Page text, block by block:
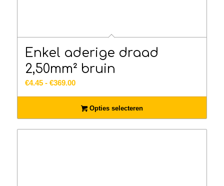
Enkel aderige draad
2,50mm² bruin
€4.45 - €369.00Prijsklasse:
tot
€369.00
Opties selecteren